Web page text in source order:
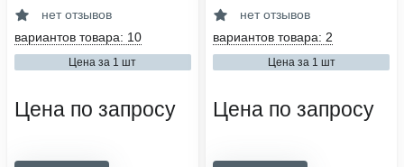
утилизация
медицинские организации,
стоматология, ветеринарные
класс опасности:
б (опасные)
нет отзывов
вариантов товара: 10
Цена за 1 шт
Цена по запросу
утилизация
сфера деятельности:
медицинские организации,
ветеринарные клиники
б (опасные), в (чрезвычайно
опасные)
нет отзывов
вариантов товара: 2
Цена за 1 шт
Цена по запросу